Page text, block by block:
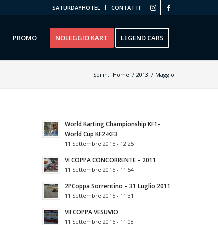
SATURDAYHOTEL CONTATTI
PROMO NOLEGGIO KART LEGEND CARS
Sei in: Home / 2013 / Maggio
World Karting Championship KF1-
World Cup KF2-KF3
11 Settembre 2015 - 12:25
VI COPPA CONCORRENTE – 2011
11 Settembre 2015 - 11:54
2РCoppa Sorrentino – 31 Luglio 2011
11 Settembre 2015 - 11:31
VII COPPA VESUVIO
11 Settembre 2015 - 11:08